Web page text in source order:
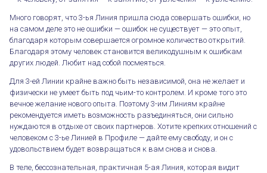
Много говорят, что 3-ья Линия пришла сюда совершать ошибки, но
на самом деле это не ошибки — ошибок не существует — это опыт,
благодаря которым совершается огромное количество открытий.
Благодаря этому человек становится великодушным к ошибкам
других людей. Любит над собой посмеяться.
Для 3-ей Линии крайне важно быть независимой, она не желает и
физически не умеет быть под чьим-то контролем. И кроме того это
вечное желание нового опыта. Поэтому 3-им Линиям крайне
рекомендуется иметь возможность разъединяться, они сильно
нуждаются в отдыхе от своих партнеров. Хотите крепких отношений с
человеком с 3-ье Линией в Профиле — дайте ему свободу, и он с
удовольствием будет возвращаться к вам снова и снова.
В теле, бессознательная, практичная 5-ая Линия, которая видит